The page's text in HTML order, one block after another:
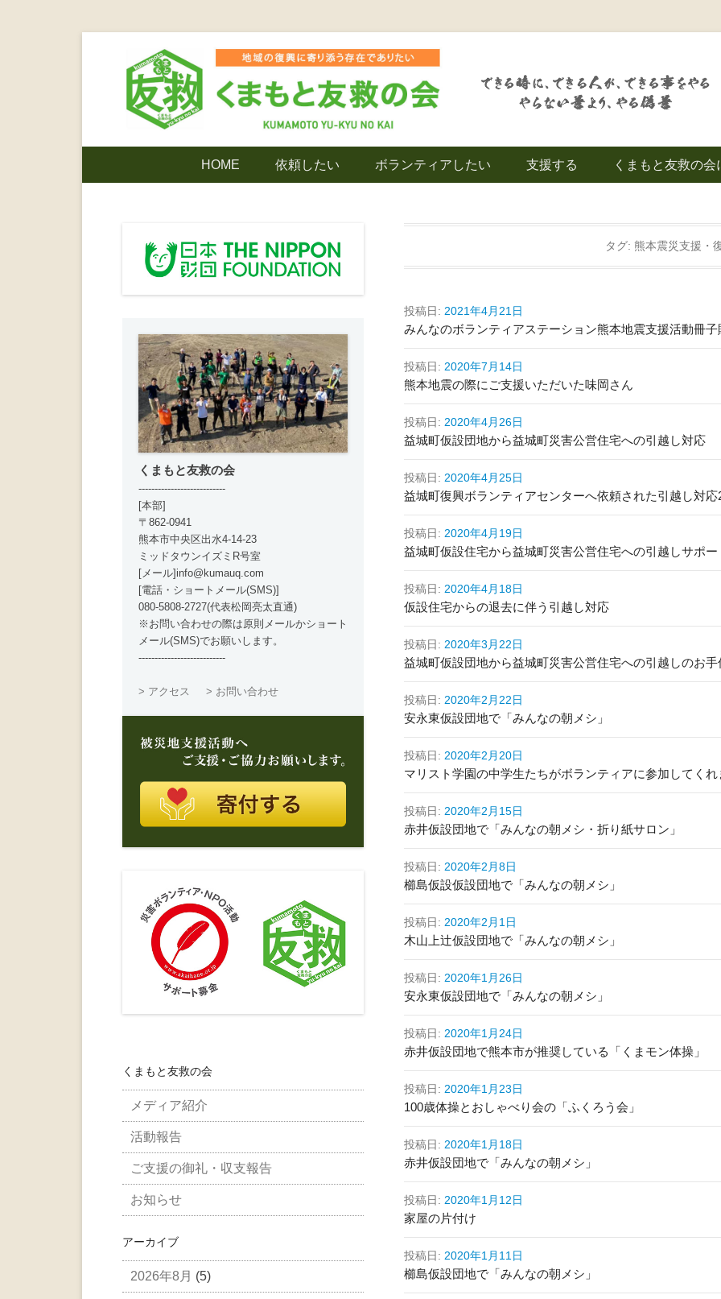
くまもと友救の会｜地域の復興
でありたい｜熊本県上益城郡益
ンティア
HOME 依頼したい ボランティアしたい 支援する くまもと友救の会
タグ: 熊本震災支援・
投稿日: 2021年4月21日
みんなのボランティアステーション熊本地震支援活動冊子
投稿日: 2020年7月14日
熊本地震の際にご支援いただいた味岡さん
投稿日: 2020年4月26日
益城町仮設団地から益城町災害公営住宅への引越し対応
投稿日: 2020年4月25日
益城町復興ボランティアセンターへ依頼された引越し対応
投稿日: 2020年4月19日
益城町仮設住宅から益城町災害公営住宅への引越しサポー
投稿日: 2020年4月18日
仮設住宅からの退去に伴う引越し対応
投稿日: 2020年3月22日
益城町仮設団地から益城町災害公営住宅への引越しのお手
投稿日: 2020年2月22日
安永東仮設団地で「みんなの朝メシ」
投稿日: 2020年2月20日
マリスト学園の中学生たちがボランティアに参加してくれ
投稿日: 2020年2月15日
赤井仮設団地で「みんなの朝メシ・折り紙サロン」
投稿日: 2020年2月8日
櫛島仮設仮設団地で「みんなの朝メシ」
投稿日: 2020年2月1日
木山上辻仮設団地で「みんなの朝メシ」
投稿日: 2020年1月26日
安永東仮設団地で「みんなの朝メシ」
投稿日: 2020年1月24日
赤井仮設団地で熊本市が推奨している「くまモン体操」
投稿日: 2020年1月23日
100歳体操とおしゃべり会の「ふくろう会」
投稿日: 2020年1月18日
赤井仮設団地で「みんなの朝メシ」
投稿日: 2020年1月12日
家屋の片付け
投稿日: 2020年1月11日
櫛島仮設団地で「みんなの朝メシ」
くまもと友救の会
---------------------------
[本部]
〒862-0941
熊本市中央区出水4-14-23
ミッドタウンイズミR号室
[メール]info@kumauq.com
[電話・ショートメール(SMS)]
080-5808-2727(代表松岡亮太直通)
※お問い合わせの際は原則メールかショート
メール(SMS)でお願いします。
---------------------------
> アクセス > お問い合わせ
くまもと友救の会
メディア紹介
活動報告
ご支援の御礼・収支報告
お知らせ
アーカイブ
2026年8月 (5)